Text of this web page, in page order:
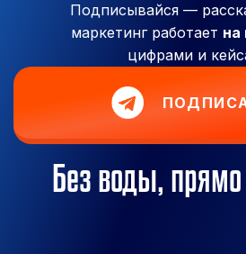
Подписывайся —
маркетинг работает на
цифрами и
Без воды, прямо